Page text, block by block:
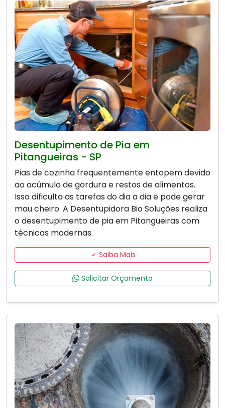
Desentupimento de Pia em
Pitangueiras - SP
Pias de cozinha frequentemente entopem devido
ao acúmulo de gordura e restos de alimentos.
Isso dificulta as tarefas do dia a dia e pode gerar
mau cheiro. A Desentupidora Bio Soluções realiza
o desentupimento de pia em Pitangueiras com
técnicas modernas.
Saiba Mais
Solicitar Orçamento